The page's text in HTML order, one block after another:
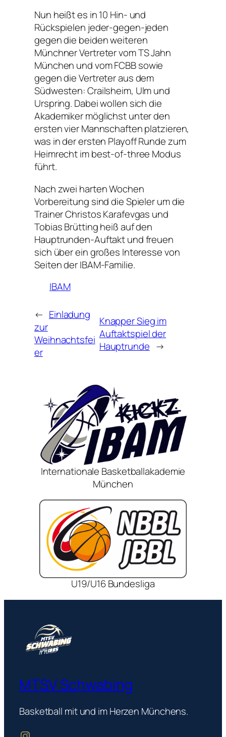
Nun heißt es in 10 Hin- und
Rückspielen jeder-gegen-jeden
gegen die beiden weiteren
Münchner Vertreter vom TS Jahn
München und vom FCBB sowie
gegen die Vertreter aus dem
Südwesten: Crailsheim, Ulm und
Urspring. Dabei wollen sich die
Akademiker möglichst unter den
ersten vier Mannschaften platzieren,
was in der ersten Playoff Runde zum
Heimrecht im best-of-three Modus
führt.
Nach zwei harten Wochen
Vorbereitung sind die Spieler um die
Trainer Christos Karafevgas und
Tobias Brütting heiß auf den
Hauptrunden-Auftakt und freuen
sich über ein großes Interesse von
Seiten der IBAM-Familie.
IBAM
← Einladung
zur
Weihnachtsfei
er
Knapper Sieg im
Auftaktspiel der
Hauptrunde →
Internationale Basketballakademie
München
U19/U16 Bundesliga
MTSV Schwabing
Basketball mit und im Herzen Münchens.